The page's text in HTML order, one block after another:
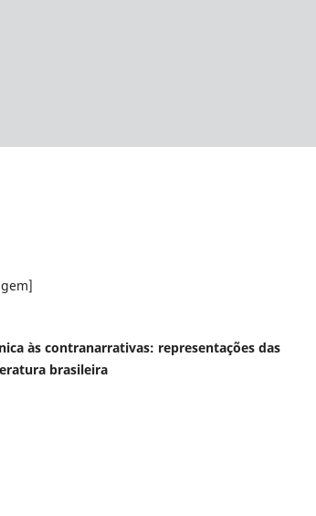
às contranarrativas: representações das
brasileira